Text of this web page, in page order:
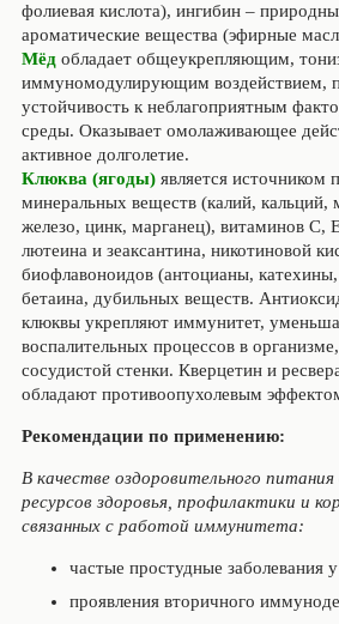
фолиевая кислота), ингибин –
ароматические вещества (эфирные
Мёд обладает общеукрепляющим,
иммуномодулирующим воздействием,
устойчивость к неблагоприятным
среды. Оказывает омолаживающее
активное долголетие.
Клюква (ягоды)является источником
минеральных веществ (калий, кальций,
железо, цинк, марганец), витаминов С,
лютеина и зеаксантина, никотиновой
биофлавоноидов (антоцианы,
бетаина, дубильных веществ.
клюквы укрепляют иммунитет,
воспалительных процессов в
сосудистой стенки. Кверцетин и
обладают противоопухолевым
Рекомендации по применению:
В качестве оздоровительного
ресурсов здоровья, профилактики и
связанных с работой иммунитета:
частые простудные заболевания
проявления вторичного